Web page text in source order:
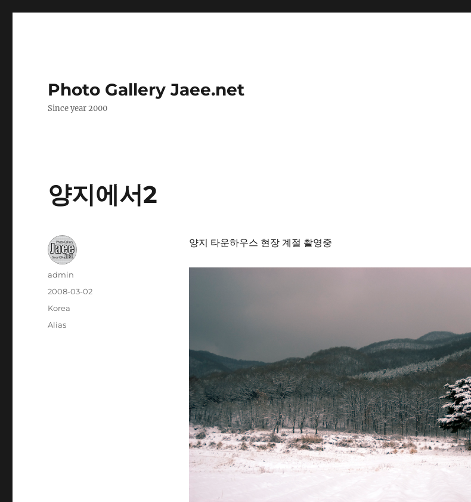
Photo Gallery Jaee.net
Since year 2000
양지에서2
양지 타운하우스 현장 계절 촬영중
Author
admin
Posted
2008-03-02
Categories
Korea
Tags
Alias